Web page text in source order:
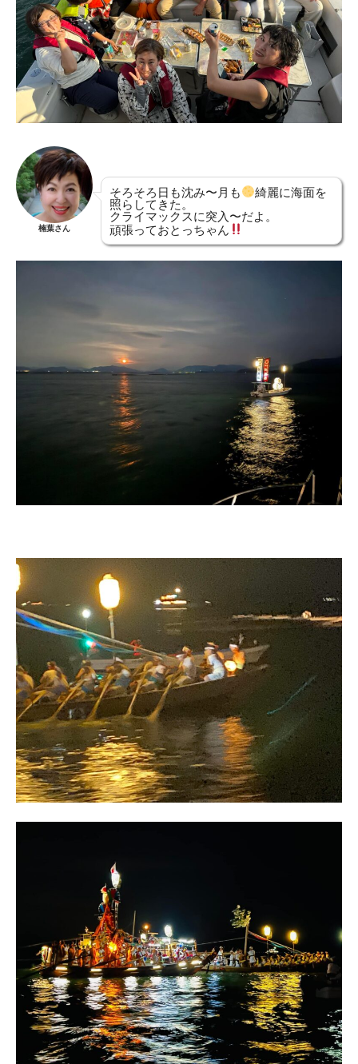
楠葉さん
そろそろ日も沈み〜月も
綺麗に海面を
照らしてきた。
クライマックスに突入〜だよ。
頑張っておとっちゃん